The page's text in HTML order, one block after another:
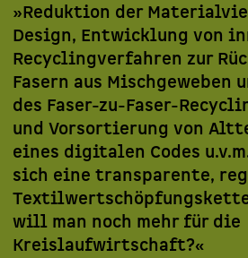
»Reduktion der
Design, Entwicklung von
Recyclingverfahren zur
Fasern aus Mischgeweben
des Faser-zu-Faser-
und Vorsortierung von
eines digitalen Codes
sich eine transparente,
Textilwertschöpfungskette
will man noch mehr für die
Kreislaufwirtschaft?«